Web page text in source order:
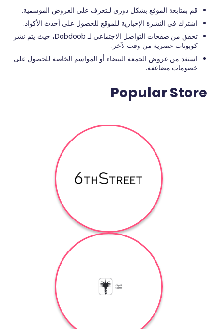
قم بمتابعة الموقع بشكل دوري للتعرف على العروض الموسمية.
اشترك في النشرة الإخبارية للموقع للحصول على أحدث الأكواد.
تحقق من صفحات التواصل الاجتماعي لـ Dabdoob، حيث يتم نشر
كوبونات حصرية من وقت لآخر.
استفد من عروض الجمعة البيضاء أو المواسم الخاصة للحصول على
خصومات مضاعفة.
Popular Store